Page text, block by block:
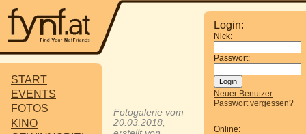
START
EVENTS
FOTOS
KINO
Login:
Nick:
Passwort:
Neuer Benutzer
Passwort vergessen?
Online:
Fotogalerie vom
20.03.2018,